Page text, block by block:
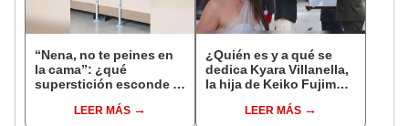
“Nena, no te peines en
la cama”: ¿qué
superstición esconde la
Enanitos Verdes?
LEER MÁS
¿Quién es y a qué se
dedica Kyara Villanella,
la hija de Keiko Fujimori
nivel nacional?
LEER MÁS